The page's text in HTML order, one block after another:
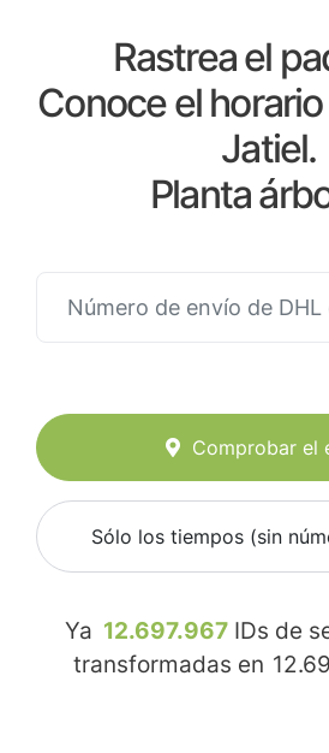
Rastrea el
Conoce el
Jatiel.
Planta
Comprobar el
Sólo los tiempos (sin
Ya 12.697.967 IDs de
transformadas en